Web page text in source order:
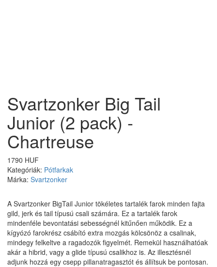
Svartzonker Big Tail
Junior (2 pack) -
Chartreuse
1790 HUF
Kategóriák: Pótfarkak
Márka: Svartzonker
A Svartzonker BigTail Junior tökéletes tartalék farok minden fajta
gild, jerk és tail típusú csali számára. Ez a tartalék farok
mindenféle bevontatási sebességnél kitűnően működik. Ez a
kígyózó farokrész csábító extra mozgás kölcsönöz a csalinak,
mindegy felkeltve a ragadozók figyelmét. Remekül használhatóak
akár a hibrid, vagy a glide típusú csalikhoz is. Az illesztésnél
adjunk hozzá egy csepp pillanatragasztót és állítsuk be pontosan.